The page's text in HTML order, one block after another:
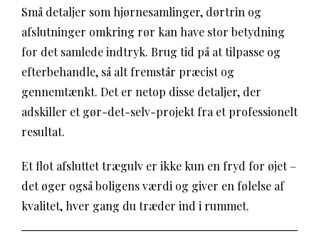
Små detaljer som hjørnesamlinger, dørtrin og
afslutninger omkring rør kan have stor betydning
for det samlede indtryk. Brug tid på at tilpasse og
efterbehandle, så alt fremstår præcist og
gennemtænkt. Det er netop disse detaljer, der
adskiller et gør-det-selv-projekt fra et professionelt
resultat.
Et flot afsluttet trægulv er ikke kun en fryd for øjet –
det øger også boligens værdi og giver en følelse af
kvalitet, hver gang du træder ind i rummet.